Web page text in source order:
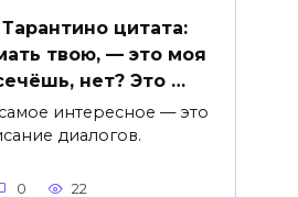
цитата:
твою, — это моя
нет? Это …
интересное — это
диалогов.
0 22